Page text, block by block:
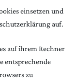
einsetzen und
auf.
auf ihrem Rechner
entsprechende
zu